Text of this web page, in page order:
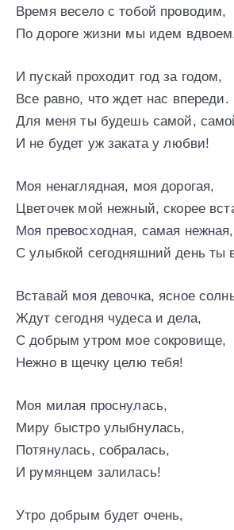
Время весело с тобой проводим,
По дороге жизни мы идем
И пускай проходит год за годом,
Все равно, что ждет нас впереди.
Для меня ты будешь самой,
И не будет уж заката у любви!
Моя ненаглядная, моя дорогая,
Цветочек мой нежный, скорее
Моя превосходная, самая нежная,
С улыбкой сегодняшний день ты
Вставай моя девочка, ясное
Ждут сегодня чудеса и дела,
С добрым утром мое сокровище,
Нежно в щечку целю тебя!
Моя милая проснулась,
Миру быстро улыбнулась,
Потянулась, собралась,
И румянцем залилась!
Утро добрым будет очень,